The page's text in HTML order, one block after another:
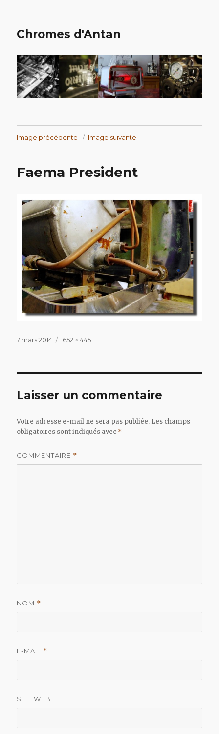
Chromes d'Antan
Image précédente Image suivante
Faema President
Publié
7 mars 2014
Taille
652 × 445
Laisser un commentaire
Votre adresse e-mail ne sera pas publiée. Les champs
obligatoires sont indiqués avec *
COMMENTAIRE *
NOM *
E-MAIL *
SITE WEB